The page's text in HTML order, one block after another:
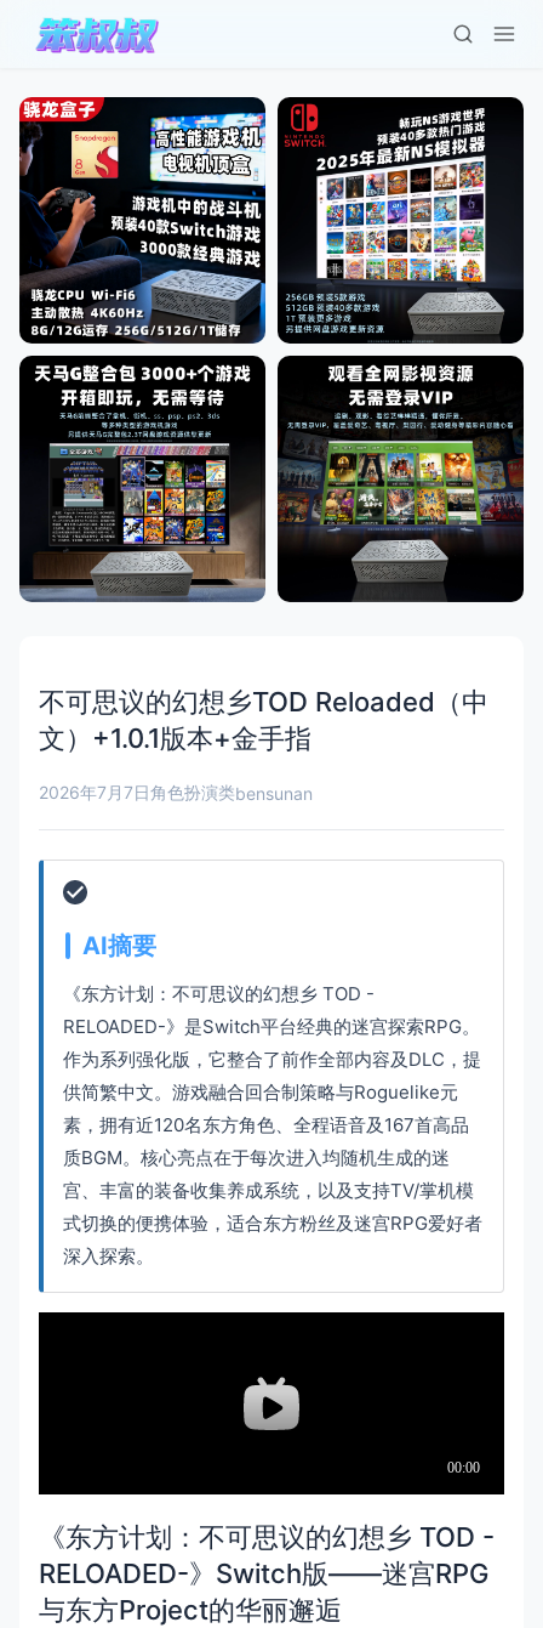
不可思议的幻想乡TOD Reloaded（中
文）+1.0.1版本+金手指
2026年7月7日角色扮演类bensunan
AI摘要
《东方计划：不可思议的幻想乡 TOD -
RELOADED-》是Switch平台经典的迷宫探索RPG。
作为系列强化版，它整合了前作全部内容及DLC，提
供简繁中文。游戏融合回合制策略与Roguelike元
素，拥有近120名东方角色、全程语音及167首高品
质BGM。核心亮点在于每次进入均随机生成的迷
宫、丰富的装备收集养成系统，以及支持TV/掌机模
式切换的便携体验，适合东方粉丝及迷宫RPG爱好者
深入探索。
《东方计划：不可思议的幻想乡 TOD -
RELOADED-》Switch版——迷宫RPG
与东方Project的华丽邂逅